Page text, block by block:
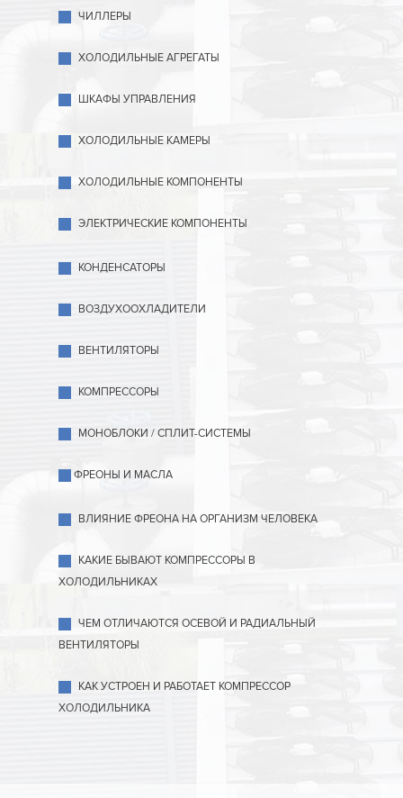
ЧИЛЛЕРЫ
ХОЛОДИЛЬНЫЕ АГРЕГАТЫ
ШКАФЫ УПРАВЛЕНИЯ
ХОЛОДИЛЬНЫЕ КАМЕРЫ
ХОЛОДИЛЬНЫЕ КОМПОНЕНТЫ
ЭЛЕКТРИЧЕСКИЕ КОМПОНЕНТЫ
КОНДЕНСАТОРЫ
ВОЗДУХООХЛАДИТЕЛИ
ВЕНТИЛЯТОРЫ
КОМПРЕССОРЫ
МОНОБЛОКИ / СПЛИТ-СИСТЕМЫ
ФРЕОНЫ И МАСЛА
ВЛИЯНИЕ ФРЕОНА НА ОРГАНИЗМ ЧЕЛОВЕКА
КАКИЕ БЫВАЮТ КОМПРЕССОРЫ В
ХОЛОДИЛЬНИКАХ
ЧЕМ ОТЛИЧАЮТСЯ ОСЕВОЙ И РАДИАЛЬНЫЙ
ВЕНТИЛЯТОРЫ
КАК УСТРОЕН И РАБОТАЕТ КОМПРЕССОР
ХОЛОДИЛЬНИКА